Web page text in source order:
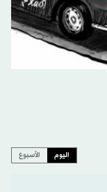
اليوم الأسبوع